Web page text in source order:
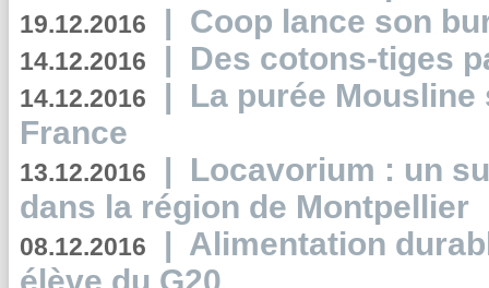
19.12.2016 | Coop lance son
14.12.2016 | Des cotons-tiges
14.12.2016 | La purée
France
13.12.2016 | Locavorium : un
dans la région de Montpellier
08.12.2016 | Alimentation